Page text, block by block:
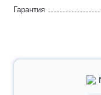
Гарантия